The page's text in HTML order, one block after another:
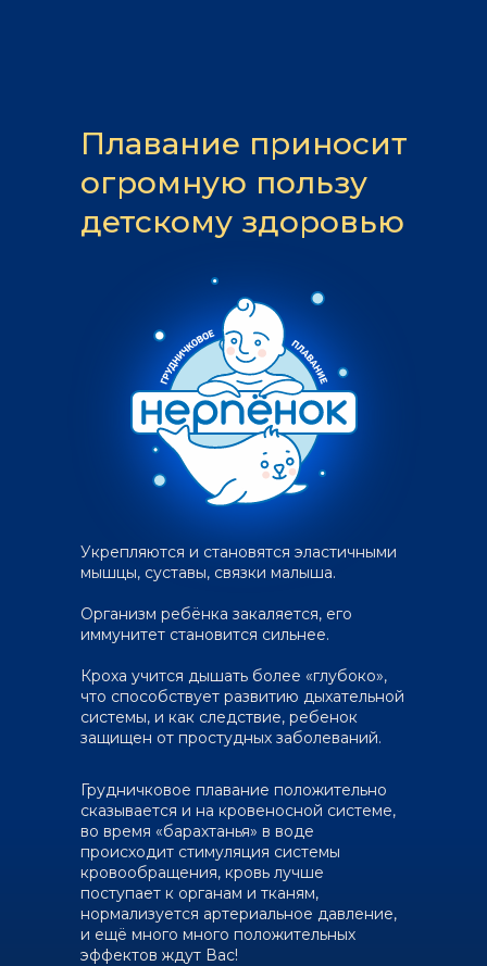
Плавание приносит
огромную пользу
детскому здоровью
Грудничковое плавание положительно
сказывается и на кровеносной системе,
во время «барахтанья» в воде
происходит стимуляция системы
кровообращения, кровь лучше
поступает к органам и тканям,
нормализуется артериальное давление,
и ещё много много положительных
эффектов ждут Вас!
Укрепляются и становятся эластичными
мышцы, суставы, связки малыша.
Организм ребёнка закаляется, его
иммунитет становится сильнее.
Кроха учится дышать более «глубоко»,
что способствует развитию дыхательной
системы, и как следствие, ребенок
защищен от простудных заболеваний.